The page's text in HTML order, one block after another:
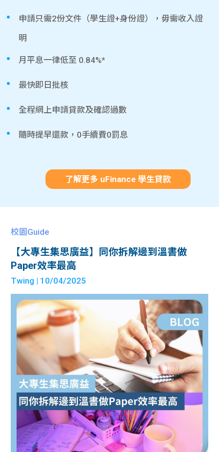
申請只需2份文件（學生證+身份證），毋需收入證
明
月平息一律低至 0.84%*
最快即日批核
全程網上申請貸款及確認過數
隨時提早還款，0手續費0罰息
了解更多 uFinance 學生貸款
校園Guide
【大專生集思廣益】同你拆解邊到溫書做
Paper效率最高
Twing | 10/04/2025